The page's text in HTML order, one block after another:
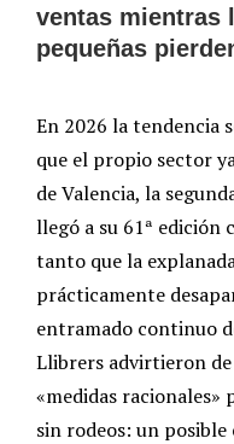
ventas mientras
pequeñas
En 2026 la tendencia
que el propio sector
de Valencia, la
llegó a su 61ª edición
tanto que la
prácticamente
entramado continuo
Llibrers advirtieron
«medidas
sin rodeos: un posible